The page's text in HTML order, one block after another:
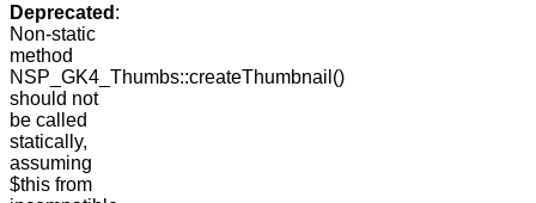
Deprecated :
Non-static
method
NSP_GK4_Thumbs::createThumbnail()
should not
be called
statically,
assuming
$this from